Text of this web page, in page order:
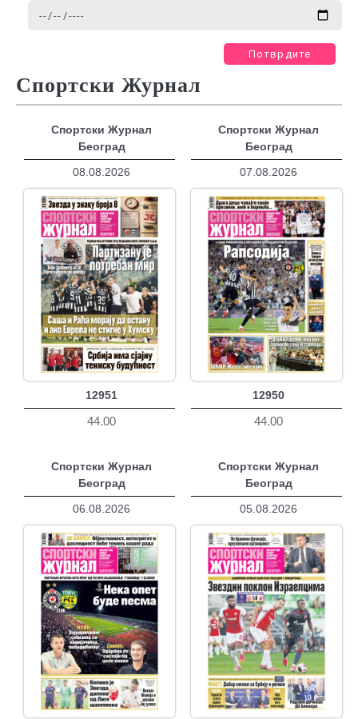
Потврдите
Спортски Журнал
Спортски Журнал
Београд
08.08.2026
12951
44.00
Спортски Журнал
Београд
07.08.2026
12950
44.00
Спортски Журнал
Београд
06.08.2026
Спортски Журнал
Београд
05.08.2026